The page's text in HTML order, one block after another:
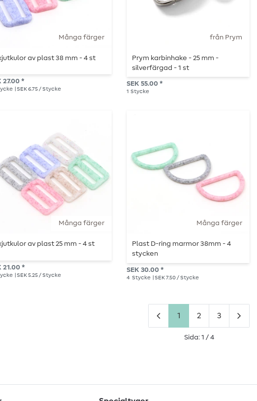
Många färger
av plast 38 mm - 4 st
27.00 *
| SEK 6.75 / Stycke
från Prym
Prym karbinhake - 25 mm -
silverfärgad - 1 st
SEK 55.00 *
1 Stycke
Många färger
av plast 25 mm - 4 st
21.00 *
| SEK 5.25 / Stycke
Många färger
Plast D-ring marmor 38mm - 4
stycken
SEK 30.00 *
4 Stycke | SEK 7.50 / Stycke
1 2 3
Sida: 1 / 4